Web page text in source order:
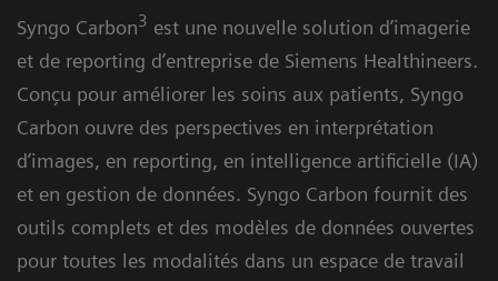
Syngo Carbon3 est une nouvelle solution d’imagerie
et de reporting d’entreprise de Siemens Healthineers.
Conçu pour améliorer les soins aux patients, Syngo
Carbon ouvre des perspectives en interprétation
d’images, en reporting, en intelligence artificielle (IA)
et en gestion de données. Syngo Carbon fournit des
outils complets et des modèles de données ouvertes
pour toutes les modalités dans un espace de travail